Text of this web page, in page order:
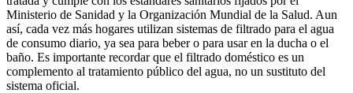
Ministerio de Sanidad y la Organización Mundial de la Salud. Aun
así, cada vez más hogares utilizan sistemas de filtrado para el agua
de consumo diario, ya sea para beber o para usar en la ducha o el
baño. Es importante recordar que el filtrado doméstico es un
complemento al tratamiento público del agua, no un sustituto del
sistema oficial.